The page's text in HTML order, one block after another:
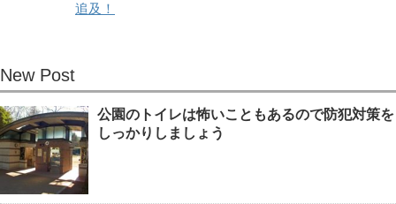
追及！
New Post
公園のトイレは怖いこともあるので防犯対策を
しっかりしましょう